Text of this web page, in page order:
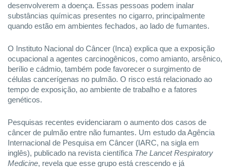
desenvolverem a doença. Essas pessoas podem inalar
substâncias químicas presentes no cigarro, principalmente
quando estão em ambientes fechados, ao lado de fumantes.
O Instituto Nacional do Câncer (Inca) explica que a exposição
ocupacional a agentes carcinogênicos, como amianto, arsênico,
berílio e cádmio, também pode favorecer o surgimento de
células cancerígenas no pulmão. O risco está relacionado ao
tempo de exposição, ao ambiente de trabalho e a fatores
genéticos.
Pesquisas recentes evidenciaram o aumento dos casos de
câncer de pulmão entre não fumantes. Um estudo da Agência
Internacional de Pesquisa em Câncer (IARC, na sigla em
inglês), publicado na revista científica The Lancet Respiratory
Medicine, revela que esse grupo está crescendo e já